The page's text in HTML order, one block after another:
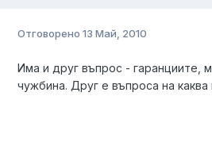
Отговорено 13 Май, 2010
Има и друг въпрос - гаранциите,
чужбина. Друг е въпроса на каква